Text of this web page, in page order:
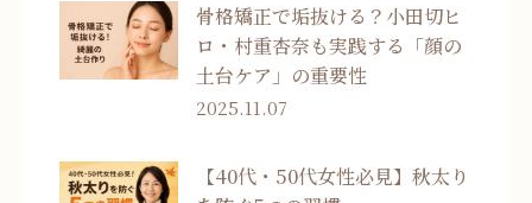
骨格矯正で垢抜ける？小田切ヒ
ロ・村重杏奈も実践する「顔の
土台ケア」の重要性
2025.11.07
【40代・50代女性必見】秋太り